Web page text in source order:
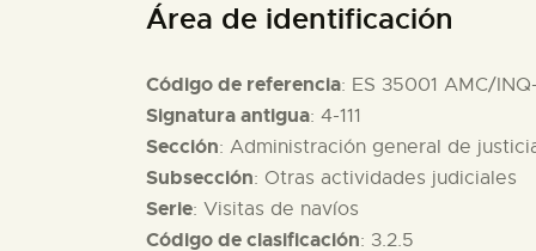
Área de identificación
Código de referencia: ES 35001 AMC/
Signatura antigua: 4-111
Sección: Administración general de
Subsección: Otras actividades judiciales
Serie: Visitas de navíos
Código de clasificación: 3.2.5